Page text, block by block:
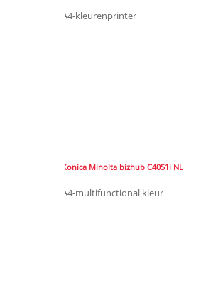
A4-kleurenprinter
Konica Minolta bizhub C4051i NL
A4-multifunctional kleur